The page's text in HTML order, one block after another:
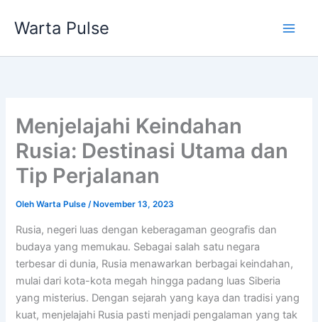
Warta Pulse
Menjelajahi Keindahan
Rusia: Destinasi Utama dan
Tip Perjalanan
OlehWarta Pulse/ November 13, 2023
Rusia, negeri luas dengan keberagaman geografis dan
budaya yang memukau. Sebagai salah satu negara
terbesar di dunia, Rusia menawarkan berbagai keindahan,
mulai dari kota-kota megah hingga padang luas Siberia
yang misterius. Dengan sejarah yang kaya dan tradisi yang
kuat, menjelajahi Rusia pasti menjadi pengalaman yang tak